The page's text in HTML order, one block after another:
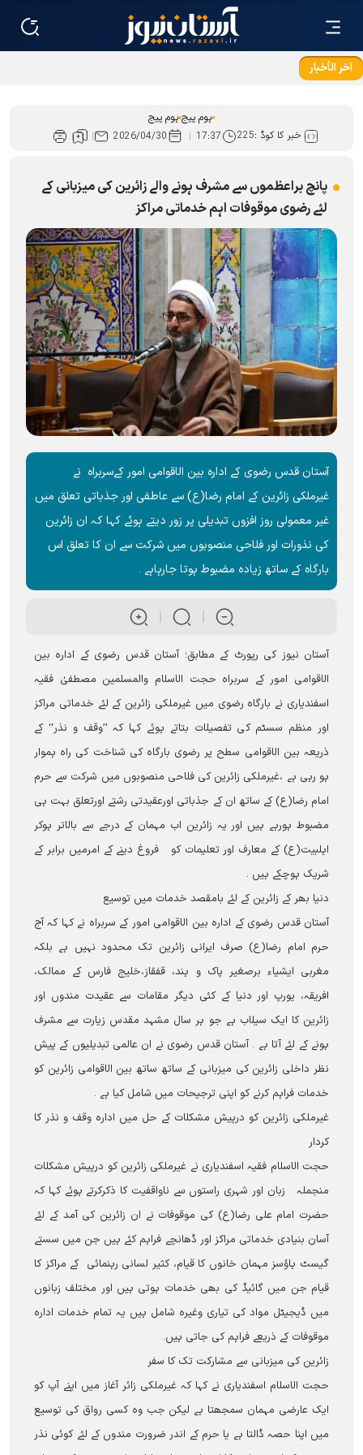
آخر الأخبار
ہوم پیج ہوم پیج
خبر کا کوڈ :225
17:37
2026/04/30
پانچ براعظموں سے مشرف ہونے والے زائرین کی میزبانی کے
لئے رضوی موقوفات اہم خدماتی مراکز
آستان قدس رضوی کے ادارہ بین الاقوامی امور کےسربراہ نے
غیرملکی زائرین کے امام رضا(ع) سے عاطفی اور جذباتی تعلق میں
غیر معمولی روز افزوں تبدیلی پر زور دیتے ہوئے کہا کہ ان زائرین
کی نذورات اور فلاحی منصوبوں میں شرکت سے ان کا تعلق اس
بارگاہ کے ساتھ زیادہ مضبوط ہوتا جارہاہے ۔
آستان نیوز کی رپورٹ کے مطابق؛ آستان قدس رضوی کے ادارہ بین
الاقوامی امور کے سربراہ حجت الاسلام والمسلمین مصطفیٰ فقیہ
اسفندیاری نے بارگاہ رضوی میں غیرملکی زائرین کے لئے خدماتی مراکز
اور منظم سسٹم کی تفصیلات بتاتے ہوئے کہا کہ ’’وقف و نذر‘‘ کے
ذریعہ بین الاقوامی سطح پر رضوی بارگاہ کی شناخت کی راہ ہموار
ہو رہی ہے ،غیرملکی زائرین کی فلاحی منصوبوں میں شرکت سے حرم
امام رضا(ع) کے ساتھ ان کے جذباتی اورعقیدتی رشتے اورتعلق بہت ہی
مضبوط ہورہے ہیں اور یہ زائرین اب مہمان کے درجے سے بالاتر ہوکر
اہلبیت(ع) کے معارف اور تعلیمات کو فروغ دینے کے امرمیں برابر کے
شریک ہوچکے ہیں ۔
دنیا بھر کے زائرین کے لئے بامقصد خدمات میں توسیع
آستان قدس رضوی کے ادارہ بین الاقوامی امور کے سربراہ نے کہا کہ آج
حرم امام رضا(ع) صرف ایرانی زائرین تک محدود نہیں ہے بلکہ
مغربی ایشیاء برصغیر پاک و ہند، قفقاز،خلیج فارس کے ممالک،
افریقہ، یورپ اور دنیا کے کئی دیگر مقامات سے عقیدت مندوں اور
زائرین کا ایک سیلاب ہے جو ہر سال مشہد مقدس زیارت سے مشرف
ہونے کے لئے آتا ہے ۔ آستان قدس رضوی نے ان عالمی تبدیلیوں کے پیش
نظر داخلی زائرین کی میزبانی کے ساتھ ساتھ بین الاقوامی زائرین کو
خدمات فراہم کرنے کو اپنی ترجیحات میں شامل کیا ہے ۔
غیرملکی زائرین کو درپیش مشکلات کے حل میں ادارہ وقف و نذر کا
کردار
حجت الاسلام فقیہ اسفندیاری نے غیرملکی زائرین کو درپیش مشکلات
منجملہ زبان اور شہری راستوں سے ناواقفیت کا ذکرکرتے ہوئے کہا کہ
حضرت امام علی رضا(ع) کی موقوفات نے ان زائرین کی آمد کے لئے
آسان بنیادی خدماتی مراکز اور ڈھانچے فراہم کئے ہیں جن میں سستے
گیسٹ ہاؤسز مہمان خانوں کا قیام، کثیر لسانی رہنمائی کے مراکز کا
قیام جن میں گائيڈ کی بھی خدمات ہوتی ہیں اور مختلف زبانوں
میں ڈیجیٹل مواد کی تیاری وغیرہ شامل ہیں یہ تمام خدمات ادارہ
موقوفات کے ذریعے فراہم کی جاتی ہیں۔
زائرین کی میزبانی سے مشارکت تک کا سفر
حجت الاسلام اسفندیاری نے کہا کہ غیرملکی زائر آغاز میں اپنے آپ کو
ایک عارضی مہمان سمجھتا ہے لیکن جب وہ کسی رواق کی توسیع
میں اپنا حصہ ڈالتا ہے یا حرم کے اندر ضرورت مندوں کے لئے کوئی نذر